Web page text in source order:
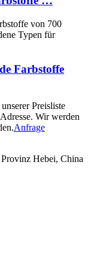
Farbstoffe
Preisliste
Wir werden
Anfrage
Hebei, China